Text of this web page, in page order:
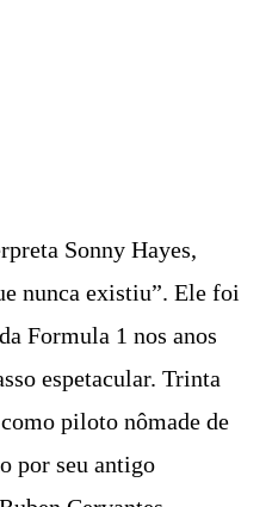
Sonny Hayes,
nunca existiu”. Ele foi
Formula 1 nos anos
espetacular. Trinta
piloto nômade de
por seu antigo